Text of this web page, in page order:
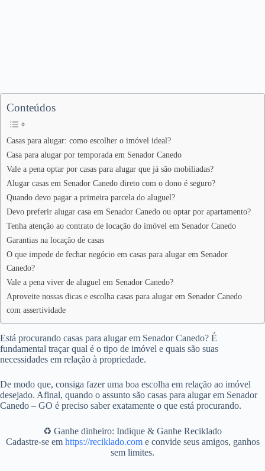
Conteúdos
Casas para alugar: como escolher o imóvel ideal?
Casa para alugar por temporada em Senador Canedo
Vale a pena optar por casas para alugar que já são mobiliadas?
Alugar casas em Senador Canedo direto com o dono é seguro?
Quando devo pagar a primeira parcela do aluguel?
Devo preferir alugar casa em Senador Canedo ou optar por apartamento?
Tenha atenção ao contrato de locação do imóvel em Senador Canedo
Garantias na locação de casas
O que impede de fechar negócio em casas para alugar em Senador
Canedo?
Vale a pena viver de aluguel em Senador Canedo?
Aproveite nossas dicas e escolha casas para alugar em Senador Canedo
com assertividade
Está procurando casas para alugar em Senador Canedo? É
fundamental traçar qual é o tipo de imóvel e quais são suas
necessidades em relação à propriedade.
De modo que, consiga fazer uma boa escolha em relação ao imóvel
desejado. Afinal, quando o assunto são casas para alugar em Senador
Canedo – GO é preciso saber exatamente o que está procurando.
♻️ Ganhe dinheiro: Indique & Ganhe Reciklado
Cadastre-se em https://reciklado.come convide seus amigos, ganhos
sem limites.